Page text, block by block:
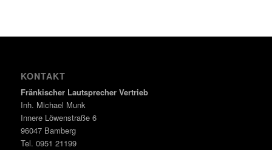
KONTAKT
Fränkischer Lautsprecher Vertrieb
Inh. Michael Munk
Innere Löwenstraße 6
96047 Bamberg
Tel. 0951 21199